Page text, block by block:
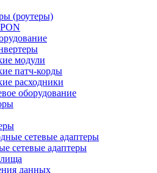
(роутеры)
модули
патч-корды
расходники
оборудование
сетевые адаптеры
сетевые адаптеры
данных